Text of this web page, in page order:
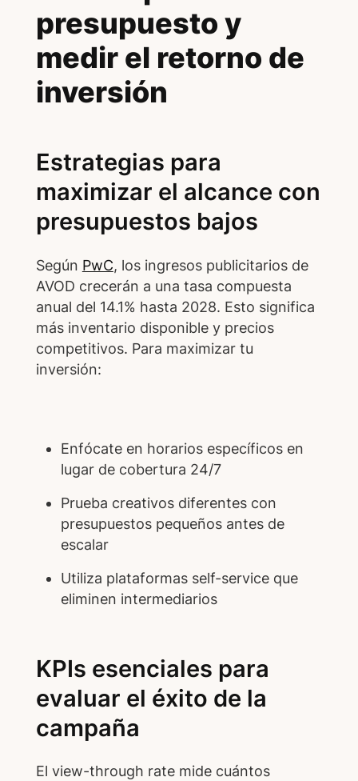
presupuesto y
medir el retorno de
inversión
Estrategias para
maximizar el alcance con
presupuestos bajos
Según PwC, los ingresos publicitarios de
AVOD crecerán a una tasa compuesta
anual del 14.1% hasta 2028. Esto significa
más inventario disponible y precios
competitivos. Para maximizar tu
inversión:
Enfócate en horarios específicos en
lugar de cobertura 24/7
Prueba creativos diferentes con
presupuestos pequeños antes de
escalar
Utiliza plataformas self-service que
eliminen intermediarios
KPIs esenciales para
evaluar el éxito de la
campaña
El view-through rate mide cuántos